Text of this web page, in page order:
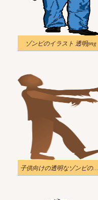
ゾンビのイラスト 透明png
子供向けの透明なゾンビのイラスト